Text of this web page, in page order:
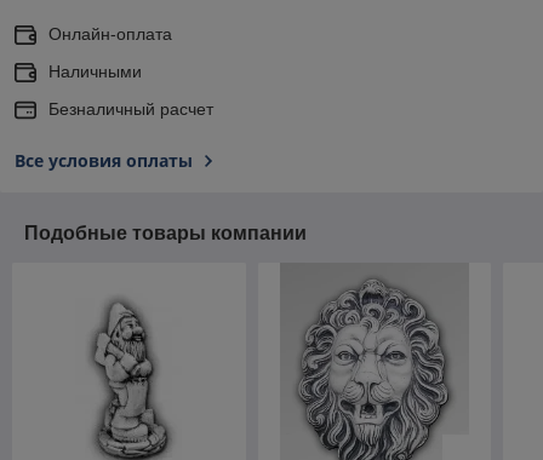
Онлайн-оплата
Наличными
Безналичный расчет
Все условия оплаты
Подобные товары компании